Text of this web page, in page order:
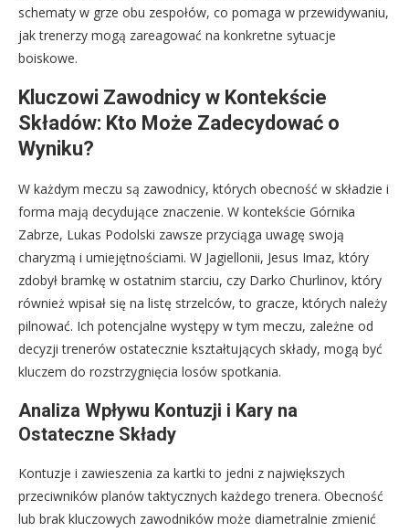
schematy w grze obu zespołów, co pomaga w przewidywaniu,
jak trenerzy mogą zareagować na konkretne sytuacje
boiskowe.
Kluczowi Zawodnicy w Kontekście
Składów: Kto Może Zadecydować o
Wyniku?
W każdym meczu są zawodnicy, których obecność w składzie i
forma mają decydujące znaczenie. W kontekście Górnika
Zabrze, Lukas Podolski zawsze przyciąga uwagę swoją
charyzmą i umiejętnościami. W Jagiellonii, Jesus Imaz, który
zdobył bramkę w ostatnim starciu, czy Darko Churlinov, który
również wpisał się na listę strzelców, to gracze, których należy
pilnować. Ich potencjalne występy w tym meczu, zależne od
decyzji trenerów ostatecznie kształtujących składy, mogą być
kluczem do rozstrzygnięcia losów spotkania.
Analiza Wpływu Kontuzji i Kary na
Ostateczne Składy
Kontuzje i zawieszenia za kartki to jedni z największych
przeciwników planów taktycznych każdego trenera. Obecność
lub brak kluczowych zawodników może diametralnie zmienić